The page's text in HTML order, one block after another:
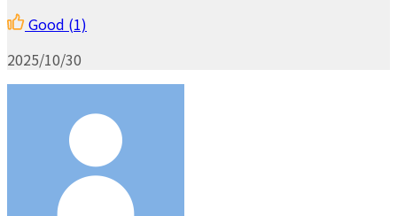
Good (1)
2025/10/30